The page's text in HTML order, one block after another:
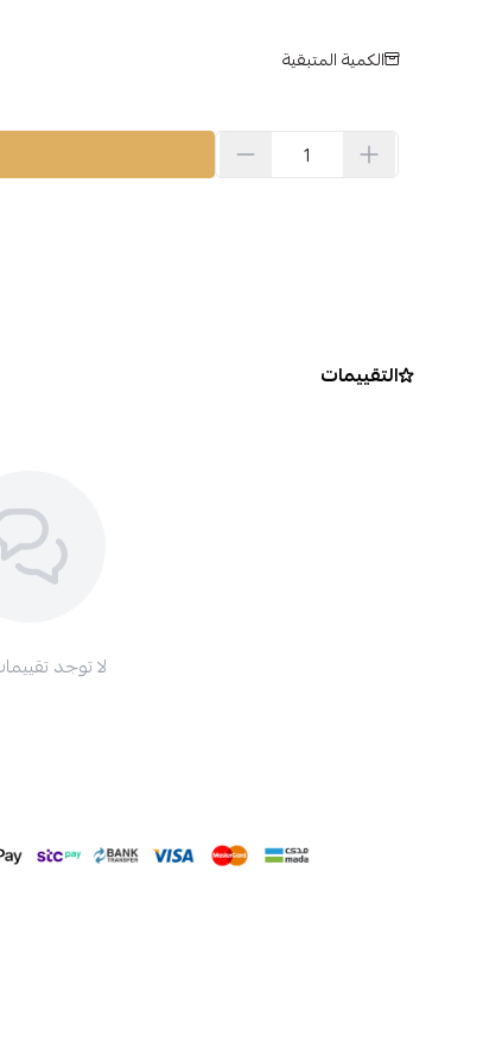
الكمية المتبقية
التقييمات
لا توجد